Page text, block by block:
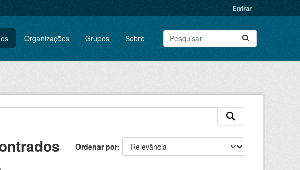
Entrar
Organizações Grupos Sobre
Ordenar por